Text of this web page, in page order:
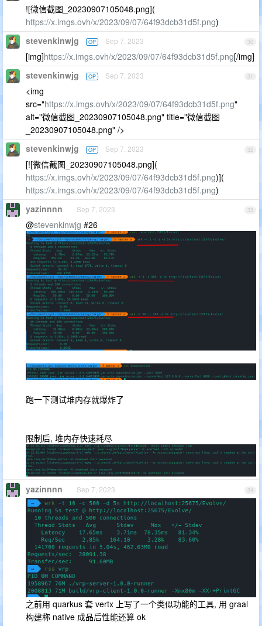
![微信截图_20230907105048.png](
https://x.imgs.ovh/x/2023/09/07/64f93dcb31d5f.png)
30
stevenkinwjg OP Sep 7, 2023
[img]https://x.imgs.ovh/x/2023/09/07/64f93dcb31d5f.png[/img]
31
stevenkinwjg OP Sep 7, 2023
<img
src="https://x.imgs.ovh/x/2023/09/07/64f93dcb31d5f.png"
alt="微信截图_20230907105048.png" title="微信截图
_20230907105048.png" />
32
stevenkinwjg OP Sep 7, 2023
[![微信截图_20230907105048.png](
https://x.imgs.ovh/x/2023/09/07/64f93dcb31d5f.png)](
https://x.imgs.ovh/x/2023/09/07/64f93dcb31d5f.png)
33
yazinnnn Sep 7, 2023
@stevenkinwjg #26
跑一下测试堆内存就爆炸了
限制后, 堆内存快速耗尽
34
yazinnnn Sep 7, 2023
之前用 quarkus 套 vertx 上写了一个类似功能的工具, 用 graal
构建称 native 成品后性能还算 ok